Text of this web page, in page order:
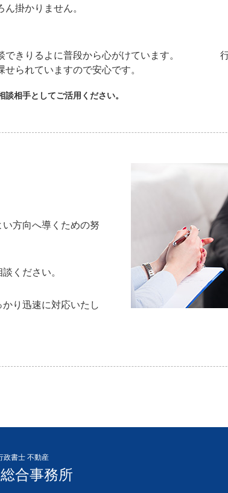
掛かりません。
できりるよに普段から心がけています。 行
せられていますので安心です。
談相手としてご活用ください。
方向へ導くための努
ください。
り迅速に対応いたし
政書士 不動産
合事務所